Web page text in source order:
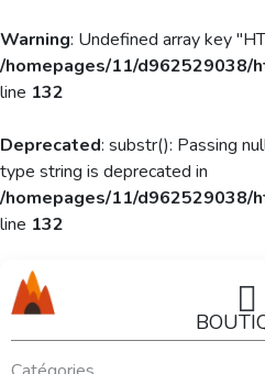
Warning: Undefined array key
/homepages/11/d962529038/
line 132
Deprecated: substr(): Passing
type string is deprecated in
/homepages/11/d962529038/
line 132